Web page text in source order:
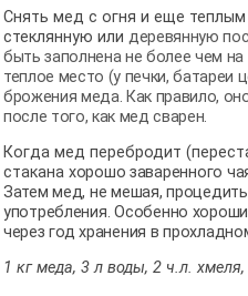
Снять мед с огня и еще
стеклянную или деревянную
быть заполнена не более чем
теплое место (у печки, батареи
брожения меда. Как правило,
после того, как мед сварен.
Когда мед перебродит
стакана хорошо заваренного
Затем мед, не мешая,
употребления. Особенно
через год хранения в
1 кг меда, 3 л воды, 2 ч.л.